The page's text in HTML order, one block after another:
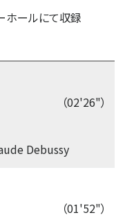
ホールにて収録
（02'26"）
Debussy
（01'52"）